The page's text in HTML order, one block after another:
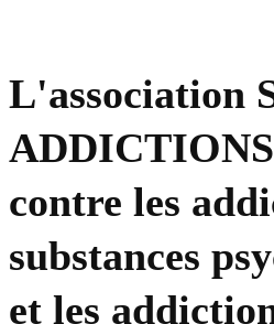
L'association
contre les
substances
et les